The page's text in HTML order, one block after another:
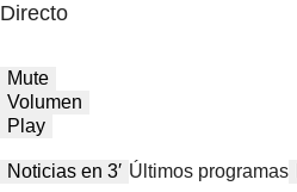
Directo
Mute
Volumen
Play
Noticias en 3′ Últimos programas